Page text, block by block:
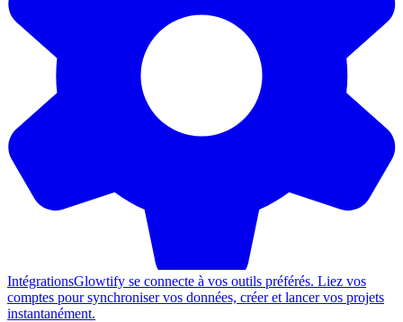
IntégrationsGlowtify se connecte à vos outils préférés. Liez vos
comptes pour synchroniser vos données, créer et lancer vos projets
instantanément.